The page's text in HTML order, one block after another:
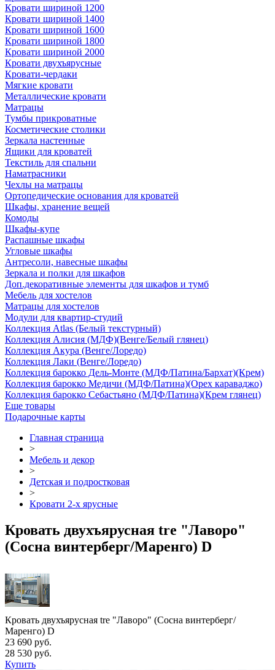
Кровати шириной 1200
Кровати шириной 1400
Кровати шириной 1600
Кровати шириной 1800
Кровати шириной 2000
Кровати двухъярусные
Кровати-чердаки
Мягкие кровати
Металлические кровати
Матрацы
Тумбы прикроватные
Косметические столики
Зеркала настенные
Ящики для кроватей
Текстиль для спальни
Наматрасники
Чехлы на матрацы
Ортопедические основания для кроватей
Шкафы, хранение вещей
Комоды
Шкафы-купе
Распашные шкафы
Угловые шкафы
Антресоли, навесные шкафы
Зеркала и полки для шкафов
Доп.декоративные элементы для шкафов и тумб
Мебель для хостелов
Матрацы для хостелов
Модули для квартир-студий
Коллекция Atlas (Белый текстурный)
Коллекция Алисия (МДФ)(Венге/Белый глянец)
Коллекция Акура (Венге/Лоредо)
Коллекция Лаки (Венге/Лоредо)
Коллекция барокко Дель-Монте (МДФ/Патина/Бархат)(Крем)
Коллекция барокко Медичи (МДФ/Патина)(Орех караваджо)
Коллекция барокко Себастьяно (МДФ/Патина)(Крем глянец)
Еще товары
Подарочные карты
Главная страница
>
Мебель и декор
>
Детская и подростковая
>
Кровати 2-х ярусные
Кровать двухъярусная tre "Лаворо"
(Сосна винтерберг/Маренго) D
Кровать двухъярусная tre "Лаворо" (Сосна винтерберг/
Маренго) D
23 690 руб.
28 530 руб.
Купить